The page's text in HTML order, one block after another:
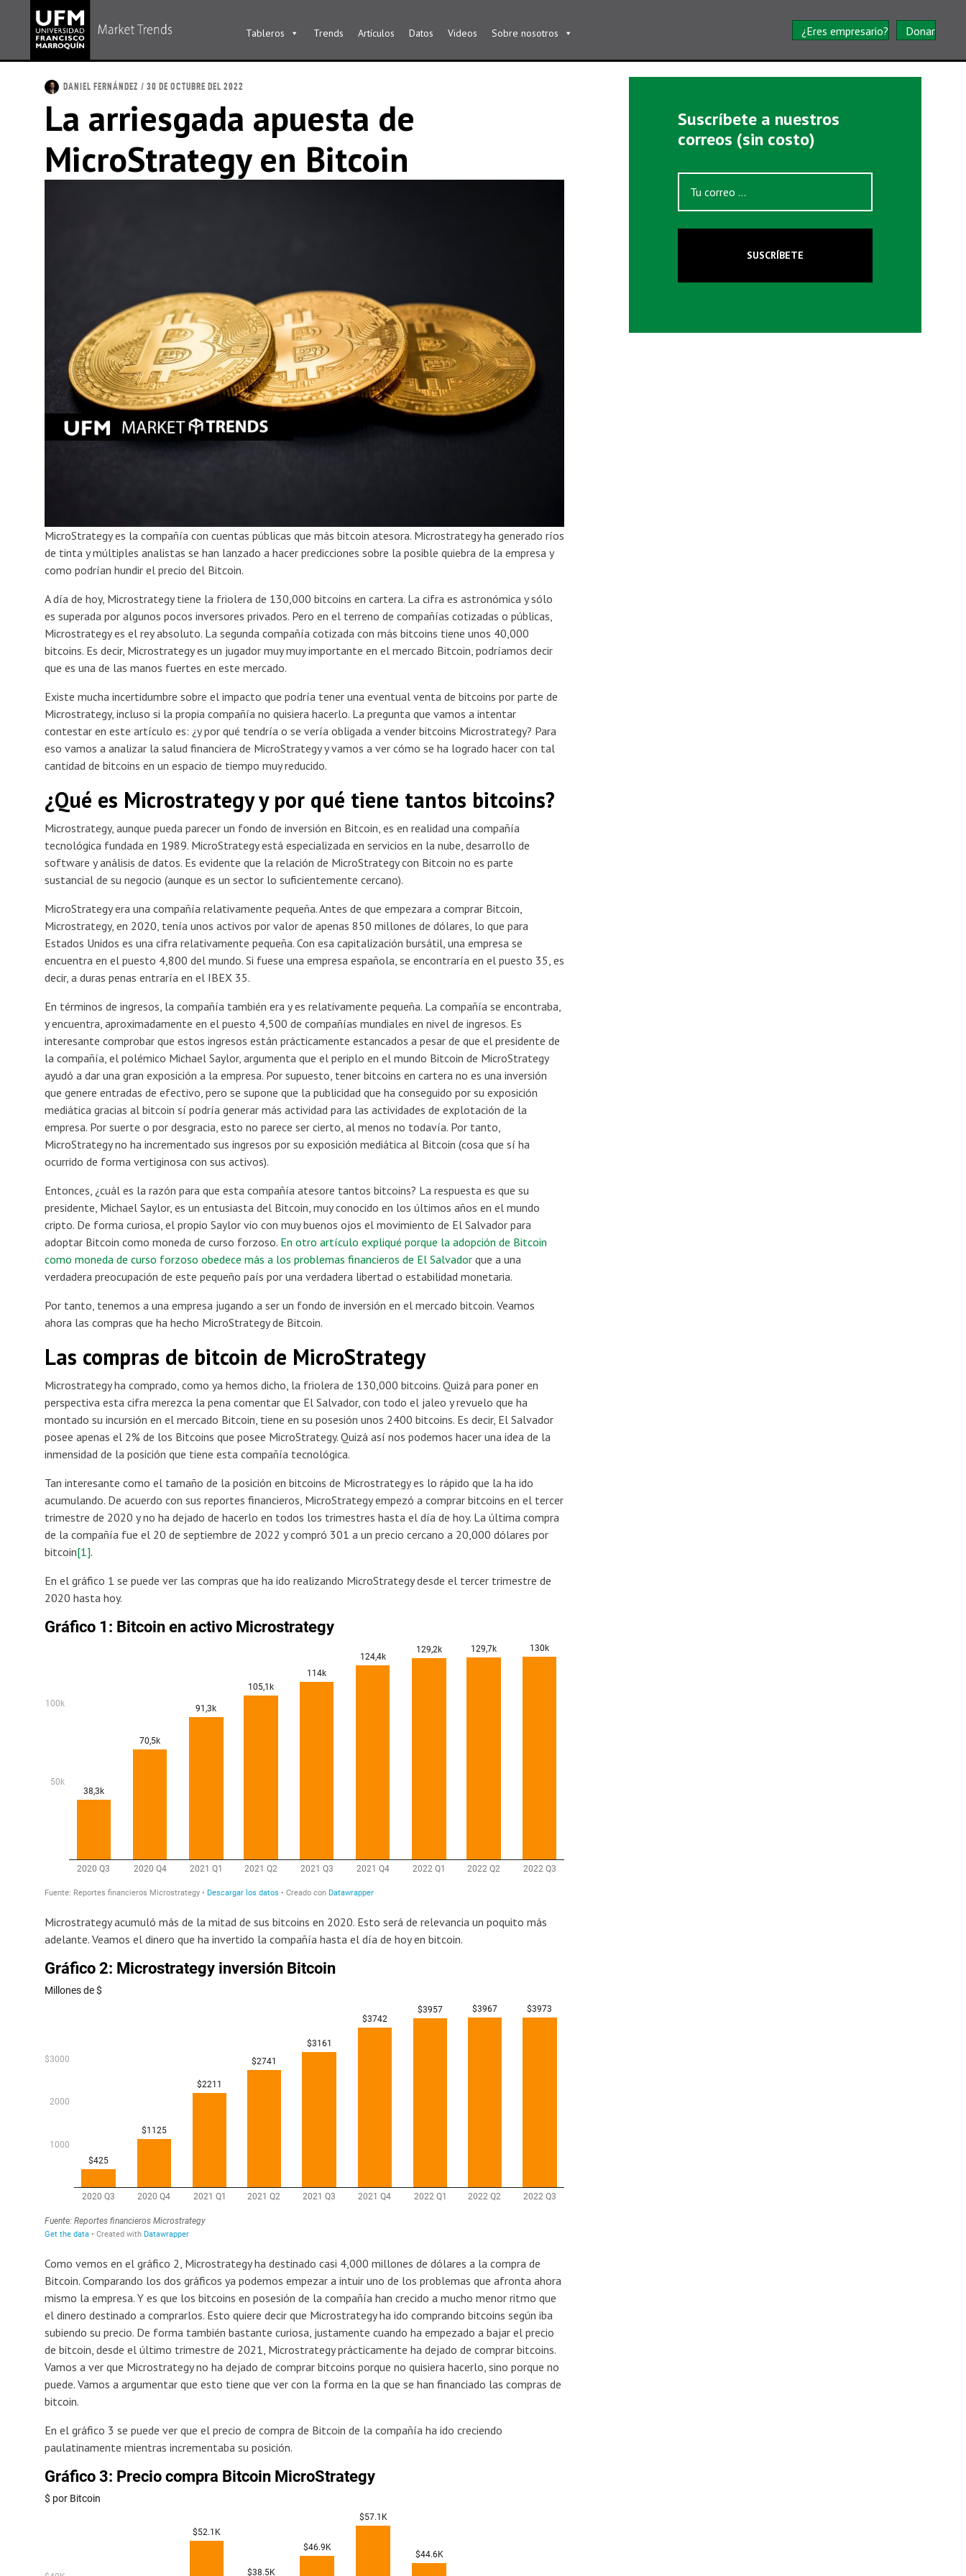
Tableros Trends Artículos Datos Videos Sobre nosotros ¿Eres empresario? Donar
DANIEL FERNÁNDEZ / 30 DE OCTUBRE DEL 2022
La arriesgada apuesta de
MicroStrategy en Bitcoin
MicroStrategy es la compañía con cuentas públicas que más bitcoin atesora. Microstrategy ha generado ríos
de tinta y múltiples analistas se han lanzado a hacer predicciones sobre la posible quiebra de la empresa y
como podrían hundir el precio del Bitcoin.
A día de hoy, Microstrategy tiene la friolera de 130,000 bitcoins en cartera. La cifra es astronómica y sólo
es superada por algunos pocos inversores privados. Pero en el terreno de compañías cotizadas o públicas,
Microstrategy es el rey absoluto. La segunda compañía cotizada con más bitcoins tiene unos 40,000
bitcoins. Es decir, Microstrategy es un jugador muy muy importante en el mercado Bitcoin, podríamos decir
que es una de las manos fuertes en este mercado.
Existe mucha incertidumbre sobre el impacto que podría tener una eventual venta de bitcoins por parte de
Microstrategy, incluso si la propia compañía no quisiera hacerlo. La pregunta que vamos a intentar
contestar en este artículo es: ¿y por qué tendría o se vería obligada a vender bitcoins Microstrategy? Para
eso vamos a analizar la salud financiera de MicroStrategy y vamos a ver cómo se ha logrado hacer con tal
cantidad de bitcoins en un espacio de tiempo muy reducido.
¿Qué es Microstrategy y por qué tiene tantos bitcoins?
Microstrategy, aunque pueda parecer un fondo de inversión en Bitcoin, es en realidad una compañía
tecnológica fundada en 1989. MicroStrategy está especializada en servicios en la nube, desarrollo de
software y análisis de datos. Es evidente que la relación de MicroStrategy con Bitcoin no es parte
sustancial de su negocio (aunque es un sector lo suficientemente cercano).
MicroStrategy era una compañía relativamente pequeña. Antes de que empezara a comprar Bitcoin,
Microstrategy, en 2020, tenía unos activos por valor de apenas 850 millones de dólares, lo que para
Estados Unidos es una cifra relativamente pequeña. Con esa capitalización bursátil, una empresa se
encuentra en el puesto 4,800 del mundo. Si fuese una empresa española, se encontraría en el puesto 35, es
decir, a duras penas entraría en el IBEX 35.
En términos de ingresos, la compañía también era y es relativamente pequeña. La compañía se encontraba,
y encuentra, aproximadamente en el puesto 4,500 de compañías mundiales en nivel de ingresos. Es
interesante comprobar que estos ingresos están prácticamente estancados a pesar de que el presidente de
la compañía, el polémico Michael Saylor, argumenta que el periplo en el mundo Bitcoin de MicroStrategy
ayudó a dar una gran exposición a la empresa. Por supuesto, tener bitcoins en cartera no es una inversión
que genere entradas de efectivo, pero se supone que la publicidad que ha conseguido por su exposición
mediática gracias al bitcoin sí podría generar más actividad para las actividades de explotación de la
empresa. Por suerte o por desgracia, esto no parece ser cierto, al menos no todavía. Por tanto,
MicroStrategy no ha incrementado sus ingresos por su exposición mediática al Bitcoin (cosa que sí ha
ocurrido de forma vertiginosa con sus activos).
Entonces, ¿cuál es la razón para que esta compañía atesore tantos bitcoins? La respuesta es que su
presidente, Michael Saylor, es un entusiasta del Bitcoin, muy conocido en los últimos años en el mundo
cripto. De forma curiosa, el propio Saylor vio con muy buenos ojos el movimiento de El Salvador para
adoptar Bitcoin como moneda de curso forzoso. En otro artículo expliqué porque la adopción de Bitcoin
como moneda de curso forzoso obedece más a los problemas financieros de El Salvador que a una
verdadera preocupación de este pequeño país por una verdadera libertad o estabilidad monetaria.
Por tanto, tenemos a una empresa jugando a ser un fondo de inversión en el mercado bitcoin. Veamos
ahora las compras que ha hecho MicroStrategy de Bitcoin.
Las compras de bitcoin de MicroStrategy
Microstrategy ha comprado, como ya hemos dicho, la friolera de 130,000 bitcoins. Quizá para poner en
perspectiva esta cifra merezca la pena comentar que El Salvador, con todo el jaleo y revuelo que ha
montado su incursión en el mercado Bitcoin, tiene en su posesión unos 2400 bitcoins. Es decir, El Salvador
posee apenas el 2% de los Bitcoins que posee MicroStrategy. Quizá así nos podemos hacer una idea de la
inmensidad de la posición que tiene esta compañía tecnológica.
Tan interesante como el tamaño de la posición en bitcoins de Microstrategy es lo rápido que la ha ido
acumulando. De acuerdo con sus reportes financieros, MicroStrategy empezó a comprar bitcoins en el tercer
trimestre de 2020 y no ha dejado de hacerlo en todos los trimestres hasta el día de hoy. La última compra
de la compañía fue el 20 de septiembre de 2022 y compró 301 a un precio cercano a 20,000 dólares por
bitcoin[1].
En el gráfico 1 se puede ver las compras que ha ido realizando MicroStrategy desde el tercer trimestre de
2020 hasta hoy.
Microstrategy acumuló más de la mitad de sus bitcoins en 2020. Esto será de relevancia un poquito más
adelante. Veamos el dinero que ha invertido la compañía hasta el día de hoy en bitcoin.
Como vemos en el gráfico 2, Microstrategy ha destinado casi 4,000 millones de dólares a la compra de
Bitcoin. Comparando los dos gráficos ya podemos empezar a intuir uno de los problemas que afronta ahora
mismo la empresa. Y es que los bitcoins en posesión de la compañía han crecido a mucho menor ritmo que
el dinero destinado a comprarlos. Esto quiere decir que Microstrategy ha ido comprando bitcoins según iba
subiendo su precio. De forma también bastante curiosa, justamente cuando ha empezado a bajar el precio
de bitcoin, desde el último trimestre de 2021, Microstrategy prácticamente ha dejado de comprar bitcoins.
Vamos a ver que Microstrategy no ha dejado de comprar bitcoins porque no quisiera hacerlo, sino porque no
puede. Vamos a argumentar que esto tiene que ver con la forma en la que se han financiado las compras de
bitcoin.
En el gráfico 3 se puede ver que el precio de compra de Bitcoin de la compañía ha ido creciendo
paulatinamente mientras incrementaba su posición.
Suscríbete a nuestros
correos (sin costo)
SUSCRÍBETE